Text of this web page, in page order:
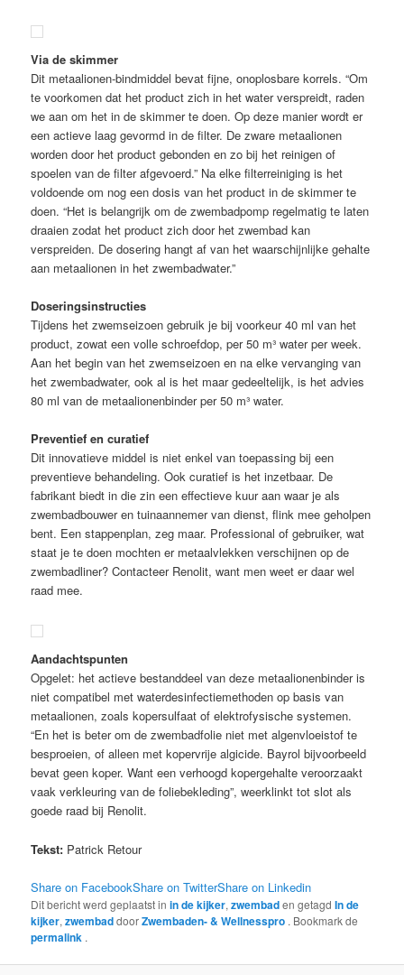
Via de skimmer
Dit metaalionen-bindmiddel bevat fijne, onoplosbare korrels. “Om
te voorkomen dat het product zich in het water verspreidt, raden
we aan om het in de skimmer te doen. Op deze manier wordt er
een actieve laag gevormd in de filter. De zware metaalionen
worden door het product gebonden en zo bij het reinigen of
spoelen van de filter afgevoerd.” Na elke filterreiniging is het
voldoende om nog een dosis van het product in de skimmer te
doen. “Het is belangrijk om de zwembadpomp regelmatig te laten
draaien zodat het product zich door het zwembad kan
verspreiden. De dosering hangt af van het waarschijnlijke gehalte
aan metaalionen in het zwembadwater.”
Doseringsinstructies
Tijdens het zwemseizoen gebruik je bij voorkeur 40 ml van het
product, zowat een volle schroefdop, per 50 m³ water per week.
Aan het begin van het zwemseizoen en na elke vervanging van
het zwembadwater, ook al is het maar gedeeltelijk, is het advies
80 ml van de metaalionenbinder per 50 m³ water.
Preventief en curatief
Dit innovatieve middel is niet enkel van toepassing bij een
preventieve behandeling. Ook curatief is het inzetbaar. De
fabrikant biedt in die zin een effectieve kuur aan waar je als
zwembadbouwer en tuinaannemer van dienst, flink mee geholpen
bent. Een stappenplan, zeg maar. Professional of gebruiker, wat
staat je te doen mochten er metaalvlekken verschijnen op de
zwembadliner? Contacteer Renolit, want men weet er daar wel
raad mee.
Aandachtspunten
Opgelet: het actieve bestanddeel van deze metaalionenbinder is
niet compatibel met waterdesinfectiemethoden op basis van
metaalionen, zoals kopersulfaat of elektrofysische systemen.
“En het is beter om de zwembadfolie niet met algenvloeistof te
besproeien, of alleen met kopervrije algicide. Bayrol bijvoorbeeld
bevat geen koper. Want een verhoogd kopergehalte veroorzaakt
vaak verkleuring van de foliebekleding”, weerklinkt tot slot als
goede raad bij Renolit.
Tekst: Patrick Retour
Share on FacebookShare on TwitterShare on Linkedin
Dit bericht werd geplaatst inin de kijker,zwembaden getagdIn de
kijker,zwembaddoorZwembaden- & Wellnesspro . Bookmark de
permalink .